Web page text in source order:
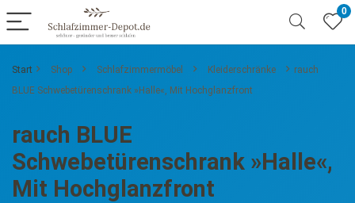
0
Start Shop Schlafzimmermöbel Kleiderschränke
rauch
BLUE Schwebetürenschrank »Halle«, Mit Hochglanzfront
rauch BLUE
Schwebetürenschrank »Halle«,
Mit Hochglanzfront